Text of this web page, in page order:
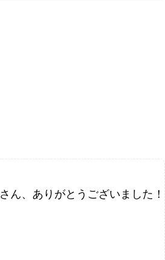
さん、ありがとうございました！